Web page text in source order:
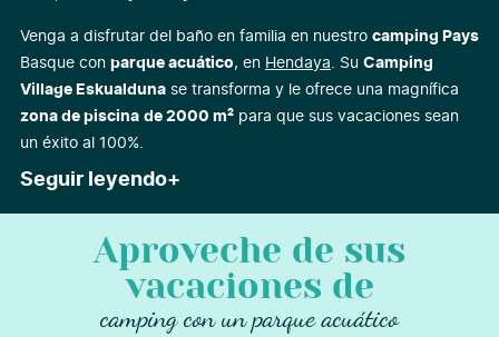
Venga a disfrutar del baño en familia en nuestro camping Pays
Basque con parque acuático, en Hendaya. Su Camping
Village Eskualduna se transforma y le ofrece una magnífica
zona de piscina de 2000 m² para que sus vacaciones sean
un éxito al 100%.
Seguir leyendo
Aproveche de sus
vacaciones de
camping con un parque acuático